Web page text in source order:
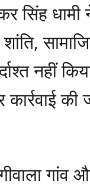
सिंह
नहीं
की